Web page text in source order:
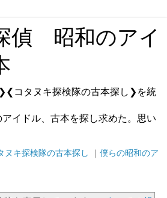
偵 昭和のアイ
コタヌキ探検隊の古本探し❯を統
イドル、古本を探し求めた。思い
ヌキ探検隊の古本探し ｜ 僕らの昭和のア